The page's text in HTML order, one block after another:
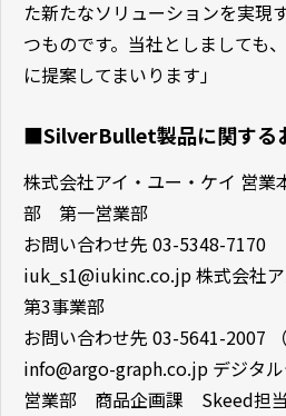
た新たなソリューションを実現
つものです。当社としましても
に提案してまいります」
■SilverBullet製品に関する
株式会社アイ・ユー・ケイ 営
部 第一営業部
お問い合わせ先 03-5348-7170
iuk_s1@iukinc.co.jp 株式会社
第3事業部
お問い合わせ先 03-5641-2007
info@argo-graph.co.jp デジタ
営業部 商品企画課 Skeed担当